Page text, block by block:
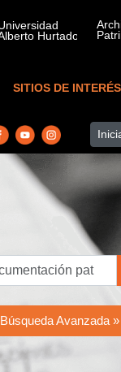
SITIOS DE INTERÉS
Búsqueda Avanzada »